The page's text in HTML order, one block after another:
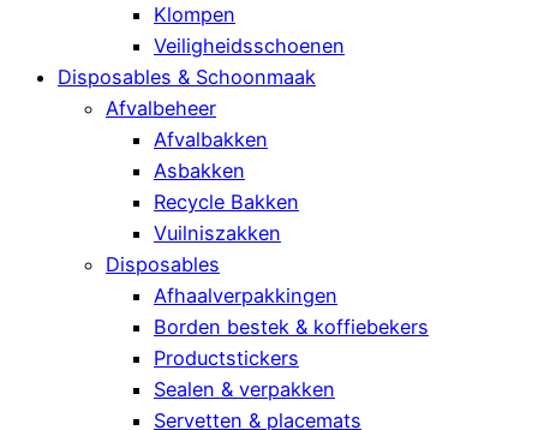
Klompen
Veiligheidsschoenen
Disposables & Schoonmaak
Afvalbeheer
Afvalbakken
Asbakken
Recycle Bakken
Vuilniszakken
Disposables
Afhaalverpakkingen
Borden bestek & koffiebekers
Productstickers
Sealen & verpakken
Servetten & placemats